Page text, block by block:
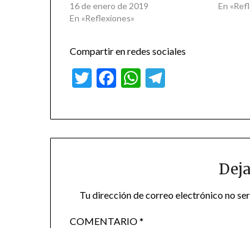
16 de enero de 2019
En «Reflexiones»
En
Compartir en redes sociales
Twitter
Facebook
WhatsApp
Tu dirección de correo electrónico no
COMENTARIO*